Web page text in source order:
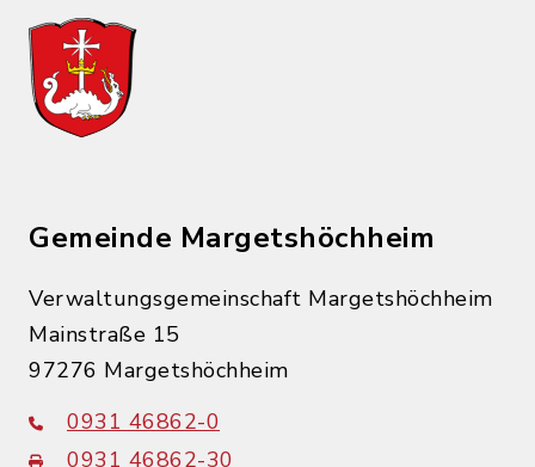
Gemeinde Margetshöchheim
Verwaltungsgemeinschaft Margetshöchheim
Mainstraße 15
97276 Margetshöchheim
0931 46862-0
0931 46862-30